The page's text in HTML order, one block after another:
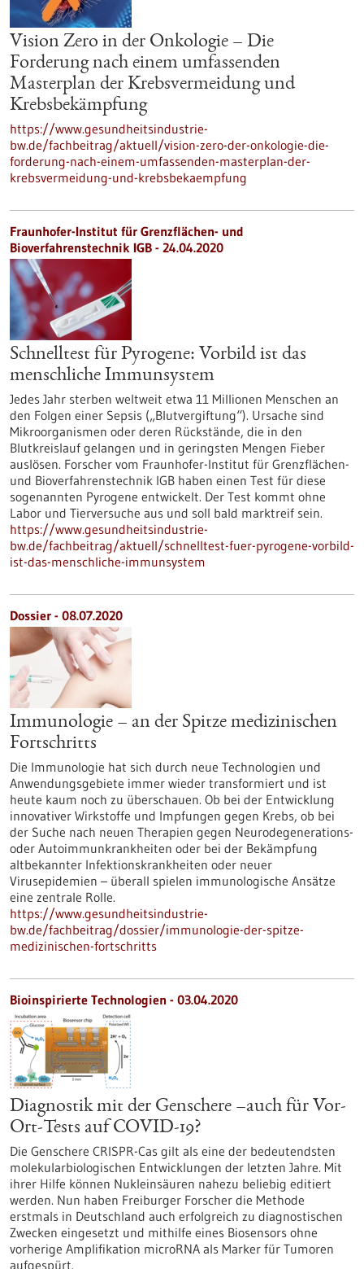
Vision Zero in der Onkologie – Die
Forderung nach einem umfassenden
Masterplan der Krebsvermeidung und
Krebsbekämpfung
https://www.gesundheitsindustrie-
bw.de/fachbeitrag/aktuell/vision-zero-der-onkologie-die-
forderung-nach-einem-umfassenden-masterplan-der-
krebsvermeidung-und-krebsbekaempfung
Fraunhofer-Institut für Grenzflächen- und
Bioverfahrenstechnik IGB - 24.04.2020
Schnelltest für Pyrogene: Vorbild ist das
menschliche Immunsystem
Jedes Jahr sterben weltweit etwa 11 Millionen Menschen an
den Folgen einer Sepsis („Blutvergiftung“). Ursache sind
Mikroorganismen oder deren Rückstände, die in den
Blutkreislauf gelangen und in geringsten Mengen Fieber
auslösen. Forscher vom Fraunhofer-Institut für Grenzflächen-
und Bioverfahrenstechnik IGB haben einen Test für diese
sogenannten Pyrogene entwickelt. Der Test kommt ohne
Labor und Tierversuche aus und soll bald marktreif sein.
https://www.gesundheitsindustrie-
bw.de/fachbeitrag/aktuell/schnelltest-fuer-pyrogene-vorbild-
ist-das-menschliche-immunsystem
Dossier - 08.07.2020
Immunologie – an der Spitze medizinischen
Fortschritts
Die Immunologie hat sich durch neue Technologien und
Anwendungsgebiete immer wieder transformiert und ist
heute kaum noch zu überschauen. Ob bei der Entwicklung
innovativer Wirkstoffe und Impfungen gegen Krebs, ob bei
der Suche nach neuen Therapien gegen Neurodegenerations-
oder Autoimmunkrankheiten oder bei der Bekämpfung
altbekannter Infektionskrankheiten oder neuer
Virusepidemien – überall spielen immunologische Ansätze
eine zentrale Rolle.
https://www.gesundheitsindustrie-
bw.de/fachbeitrag/dossier/immunologie-der-spitze-
medizinischen-fortschritts
Bioinspirierte Technologien - 03.04.2020
Diagnostik mit der Genschere –auch für Vor-
Ort-Tests auf COVID-19?
Die Genschere CRISPR-Cas gilt als eine der bedeutendsten
molekularbiologischen Entwicklungen der letzten Jahre. Mit
ihrer Hilfe können Nukleinsäuren nahezu beliebig editiert
werden. Nun haben Freiburger Forscher die Methode
erstmals in Deutschland auch erfolgreich zu diagnostischen
Zwecken eingesetzt und mithilfe eines Biosensors ohne
vorherige Amplifikation microRNA als Marker für Tumoren
aufgespürt.